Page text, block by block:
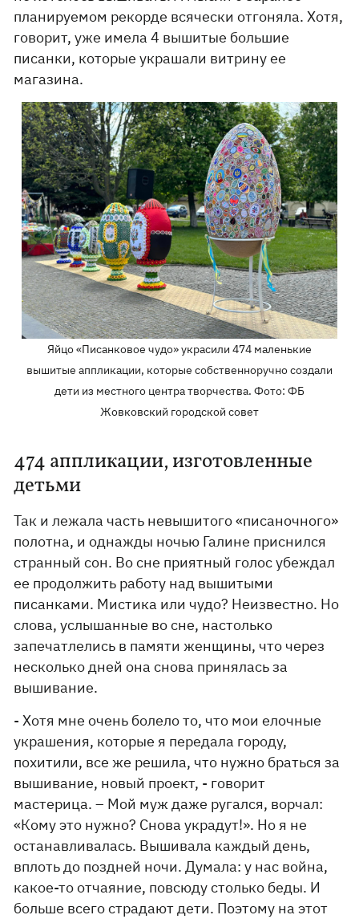
планируемом рекорде всячески отгоняла. Хотя,
говорит, уже имела 4 вышитые большие
писанки, которые украшали витрину ее
магазина.
Яйцо «Писанковое чудо» украсили 474 маленькие
вышитые аппликации, которые собственноручно создали
дети из местного центра творчества. Фото: ФБ
Жовковский городской совет
474 аппликации, изготовленные
детьми
Так и лежала часть невышитого «писаночного»
полотна, и однажды ночью Галине приснился
странный сон. Во сне приятный голос убеждал
ее продолжить работу над вышитыми
писанками. Мистика или чудо? Неизвестно. Но
слова, услышанные во сне, настолько
запечатлелись в памяти женщины, что через
несколько дней она снова принялась за
вышивание.
- Хотя мне очень болело то, что мои елочные
украшения, которые я передала городу,
похитили, все же решила, что нужно браться за
вышивание, новый проект, - говорит
мастерица. – Мой муж даже ругался, ворчал:
«Кому это нужно? Снова украдут!». Но я не
останавливалась. Вышивала каждый день,
вплоть до поздней ночи. Думала: у нас война,
какое-то отчаяние, повсюду столько беды. И
больше всего страдают дети. Поэтому на этот